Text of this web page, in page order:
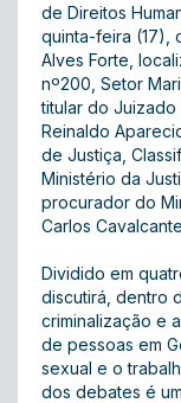
de Direitos
quinta-feira (17),
Alves Forte,
nº200, Setor
titular do Juizado
Reinaldo
de Justiça,
Ministério da
procurador do
Carlos
Dividido em
discutirá, dentro
criminalização e
de pessoas em
sexual e o
dos debates é